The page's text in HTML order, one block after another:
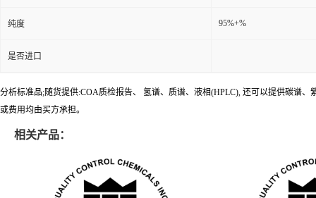
纯度 95%+%
是否进口
分析标准品;随货提供:COA质检报告、 氢谱、质谱、液相(HPLC), 还可以提供碳谱
或费用均由买方承担。
相关产品：